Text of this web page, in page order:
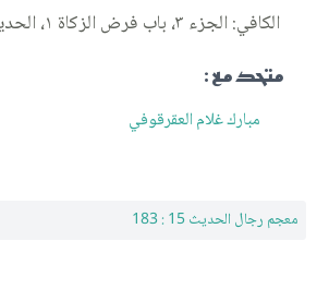
الكافي: الجزء ٣، باب فرض الزكاة ١، الحديث ٦.
متحد مع :
مبارك غلام العقرقوفي
معجم رجال الحديث 15 : 183